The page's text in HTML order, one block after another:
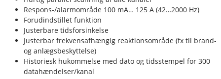
Respons-/alarmområde 100 mA… 125 A (42…2000 Hz)
Forudindstillet funktion
Justerbare tidsforsinkelse
Justerbar frekvensafhængig reaktionsområde (fx til brand-
og anlægsbeskyttelse)
Historiesk hukommelse med dato og tidsstempel for 300
datahændelser/kanal